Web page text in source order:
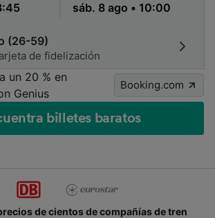
(26-59)
de fidelización
un 20 % en
Genius
Booking.com
billetes baratos
de cientos de compañías de tren